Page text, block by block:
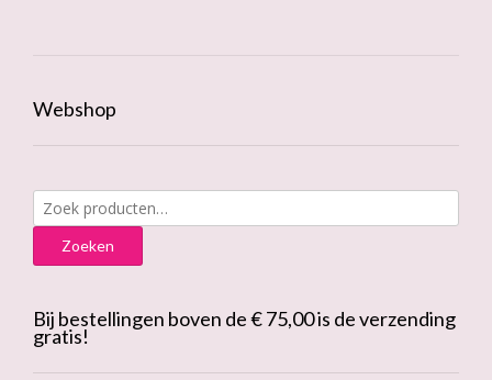
Webshop
Zoeken
naar:
Zoeken
Bij bestellingen boven de € 75,00 is de verzending
gratis!